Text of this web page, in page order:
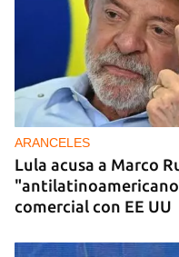
iniciar sesión con tu
INICIAR
ARANCELES
Lula acusa a Marco
comercial con EE UU